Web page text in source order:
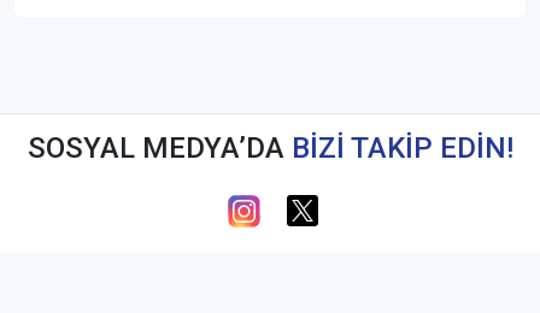
SOSYAL MEDYA’DA BİZİ TAKİP EDİN!